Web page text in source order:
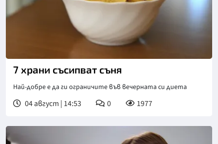
7 храни съсипват съня
Най-добре е да ги ограничите във вечерната си диета
04 август | 14:53 0 1977